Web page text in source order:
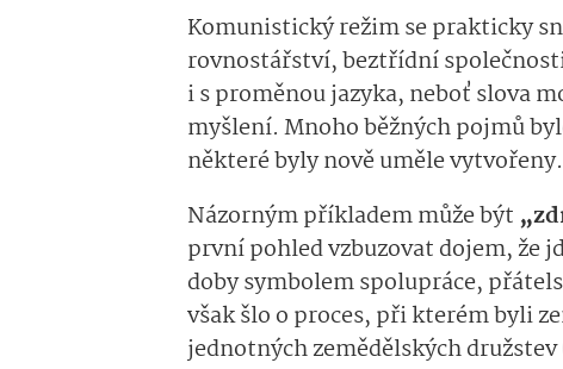
Komunistický režim se prakticky
rovnostářství, beztřídní
i s proměnou jazyka, neboť slova
myšlení. Mnoho běžných pojmů
některé byly nově uměle vytvořeny.
Názorným příkladem může být
první pohled vzbuzovat dojem, že
doby symbolem spolupráce,
však šlo o proces, při kterém byli
jednotných zemědělských družstev